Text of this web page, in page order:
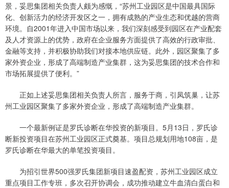
景，妥思集团相关负责人颇为感慨，“苏州工业园区是中国最具国际
化、创新活力的经济开发区之一，拥有成熟的产业生态和优越的营商
环境。自2001年进入中国市场以来，我们深刻感受到园区在产业配套
及人才资源上的优势，政府在企业服务方面提供了高效的行政审批、
金融等支持，并积极协助我们对接本地供应链。此外，园区聚集了多
家外资企业，形成了高端制造产业集群，这为妥思集团的技术合作和
市场拓展提供了便利。”
正如上述妥思集团相关负责人所言，服务于商，引凤筑巢，让苏
州工业园区聚集了多家外资企业，形成了高端制造产业集群。
一个最新例证是罗氏诊断在华投资的新项目。5月13日，罗氏诊
断新投资项目在苏州工业园区正式奠基。项目总规划用地108亩，是
罗氏诊断在华最大的单笔投资项目。
为招引世界500强罗氏集团新项目速盈配资，苏州工业园区成立
重点项目工作专班，多次召开协调会，成功推动建立牛血清白蛋白和